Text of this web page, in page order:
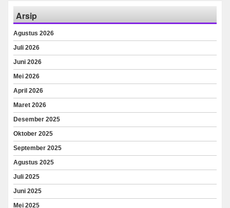
Arsip
Agustus 2026
Juli 2026
Juni 2026
Mei 2026
April 2026
Maret 2026
Desember 2025
Oktober 2025
September 2025
Agustus 2025
Juli 2025
Juni 2025
Mei 2025